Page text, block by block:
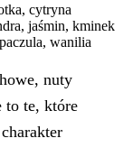
cytryna
jaśmin, kminek
wanilia
nuty
to te, które